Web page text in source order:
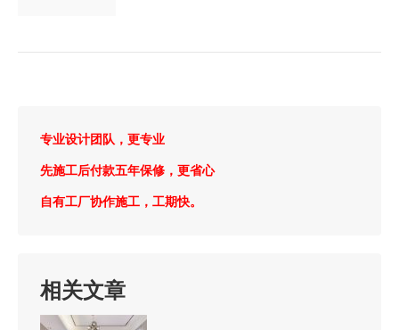
专业设计团队，更专业
先施工后付款五年保修，更省心
自有工厂协作施工，工期快。
相关文章